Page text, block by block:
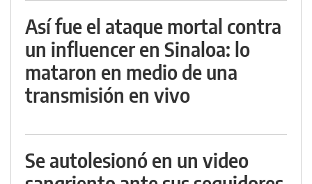
Así fue el ataque mortal contra
un influencer en Sinaloa: lo
mataron en medio de una
transmisión en vivo
Se autolesionó en un video